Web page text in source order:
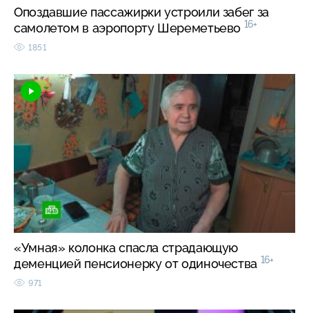
Опоздавшие пассажирки устроили забег за
самолетом в аэропорту Шереметьево 16+
1851
«Умная» колонка спасла страдающую
деменцией пенсионерку от одиночества 16+
971